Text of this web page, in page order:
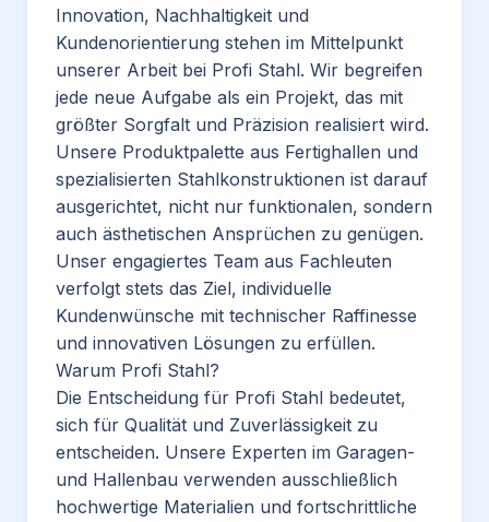
Innovation, Nachhaltigkeit und
Kundenorientierung stehen im Mittelpunkt
unserer Arbeit bei Profi Stahl. Wir begreifen
jede neue Aufgabe als ein Projekt, das mit
größter Sorgfalt und Präzision realisiert wird.
Unsere Produktpalette aus Fertighallen und
spezialisierten Stahlkonstruktionen ist darauf
ausgerichtet, nicht nur funktionalen, sondern
auch ästhetischen Ansprüchen zu genügen.
Unser engagiertes Team aus Fachleuten
verfolgt stets das Ziel, individuelle
Kundenwünsche mit technischer Raffinesse
und innovativen Lösungen zu erfüllen.
Warum Profi Stahl?
Die Entscheidung für Profi Stahl bedeutet,
sich für Qualität und Zuverlässigkeit zu
entscheiden. Unsere Experten im Garagen-
und Hallenbau verwenden ausschließlich
hochwertige Materialien und fortschrittliche